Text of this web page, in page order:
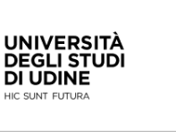
contenuto principale